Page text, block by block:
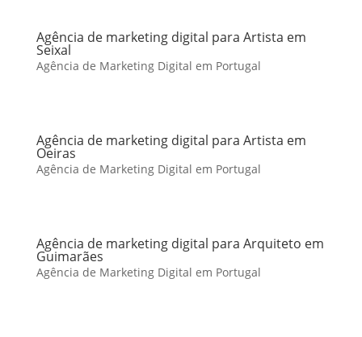
Agência de marketing digital para Artista em
Seixal
Agência de Marketing Digital em Portugal
Agência de marketing digital para Artista em
Oeiras
Agência de Marketing Digital em Portugal
Agência de marketing digital para Arquiteto em
Guimarães
Agência de Marketing Digital em Portugal